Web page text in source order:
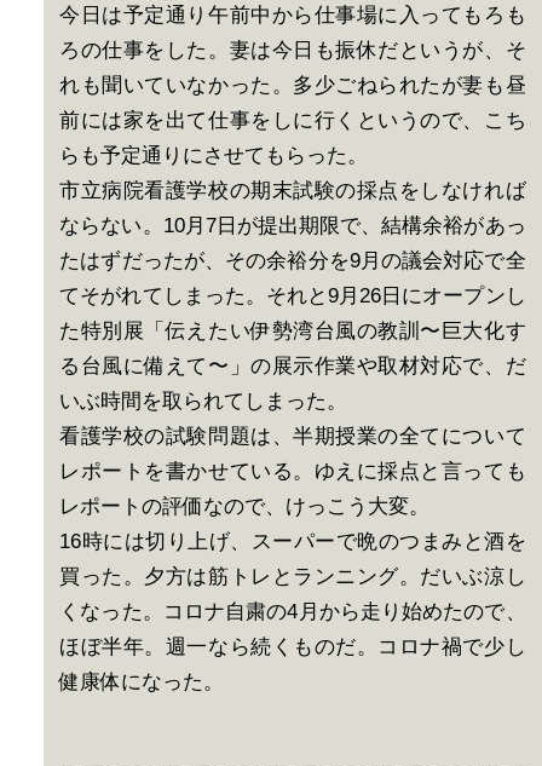
今日は予定通り午前中から仕事場に入ってもろも
ろの仕事をした。妻は今日も振休だというが、そ
れも聞いていなかった。多少ごねられたが妻も昼
前には家を出て仕事をしに行くというので、こち
らも予定通りにさせてもらった。
市立病院看護学校の期末試験の採点をしなければ
ならない。10月7日が提出期限で、結構余裕があっ
たはずだったが、その余裕分を9月の議会対応で全
てそがれてしまった。それと9月26日にオープンし
た特別展「伝えたい伊勢湾台風の教訓〜巨大化す
る台風に備えて〜」の展示作業や取材対応で、だ
いぶ時間を取られてしまった。
看護学校の試験問題は、半期授業の全てについて
レポートを書かせている。ゆえに採点と言っても
レポートの評価なので、けっこう大変。
16時には切り上げ、スーパーで晩のつまみと酒を
買った。夕方は筋トレとランニング。だいぶ涼し
くなった。コロナ自粛の4月から走り始めたので、
ほぼ半年。週一なら続くものだ。コロナ禍で少し
健康体になった。